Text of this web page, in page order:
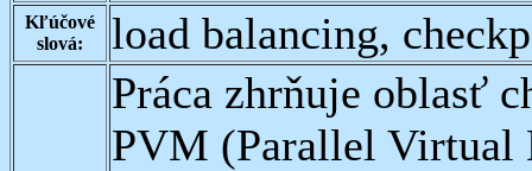
Kľúčové
slová:
load balancing,
Práca zhrňuje oblasť
PVM (Parallel Virtual